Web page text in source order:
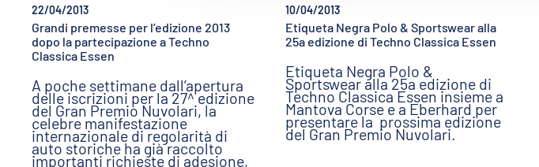
22/04/2013
Grandi premesse per l’edizione 2013
dopo la partecipazione a Techno
Classica Essen
A poche settimane dall’apertura
delle iscrizioni per la 27^ edizione
del Gran Premio Nuvolari, la
celebre manifestazione
internazionale di regolarità di
auto storiche ha già raccolto
importanti richieste di adesione,
10/04/2013
Etiqueta Negra Polo & Sportswear alla
25a edizione di Techno Classica Essen
Etiqueta Negra Polo &
Sportswear alla 25a edizione di
Techno Classica Essen insieme a
Mantova Corse e a Eberhard per
presentare la prossima edizione
del Gran Premio Nuvolari.